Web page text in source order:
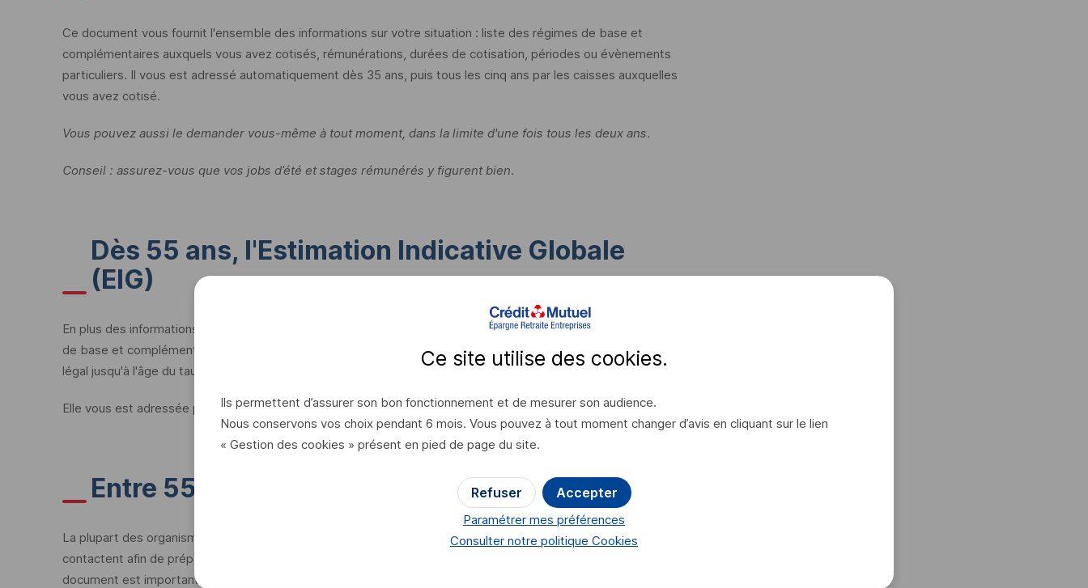
Ce document vous fournit l'ensemble des informations sur votre situation : liste des régimes de base et
complémentaires auxquels vous avez cotisés, rémunérations, durées de cotisation, périodes ou évènements
particuliers. Il vous est adressé automatiquement dès 35 ans, puis tous les cinq ans par les caisses auxquelles
vous avez cotisé.
Vous pouvez aussi le demander vous-même à tout moment, dans la limite d'une fois tous les deux ans.
Conseil : assurez-vous que vos jobs d’été et stages rémunérés y figurent bien.
Dès 55 ans, l'Estimation Indicative Globale
(EIG)
En plus des informations figurant sur le
vous fournit une évaluation du montant total de votre retraite
de base et complémentaire à différents âges possibles : âge du départ au plus tôt, puis chaque année, de l'âge
légal jusqu'à l'âge du taux plein.
Elle vous est adressée pour la première fois à 55 ans, puis tous les 5 ans.
Entre 55 et 58 ans
La plupart des organismes de retraite procèdent à des opérations dites de "pré-liquidation". Pour cela, ils vous
contactent afin de préparer votre dossier retraite. Il vous est alors adressé votre relevé de carrière. Ce
document est important, car il retrace votre activité :
Ce site utilise des cookies.
Ils permettent d’assurer son bon fonctionnement et de mesurer son audience.
Nous conservons vos choix pendant 6 mois. Vous pouvez à tout moment changer d’avis en cliquant sur le lien
« Gestion des cookies » présent en pied de page du site.
Accepter
Refuser
Paramétrer mes préférences
Consulter notre politique Cookies